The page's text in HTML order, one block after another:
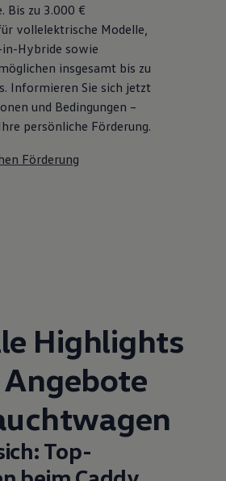
Bis zu 3.000 €
vollelektrische Modelle,
Hybride sowie
insgesamt bis zu
Informieren Sie sich jetzt
und Bedingungen –
persönliche Förderung.
Förderung
Highlights
Top-